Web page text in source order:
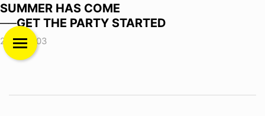
SUMMER HAS COME
──GET THE PARTY STARTED
2026.08.03